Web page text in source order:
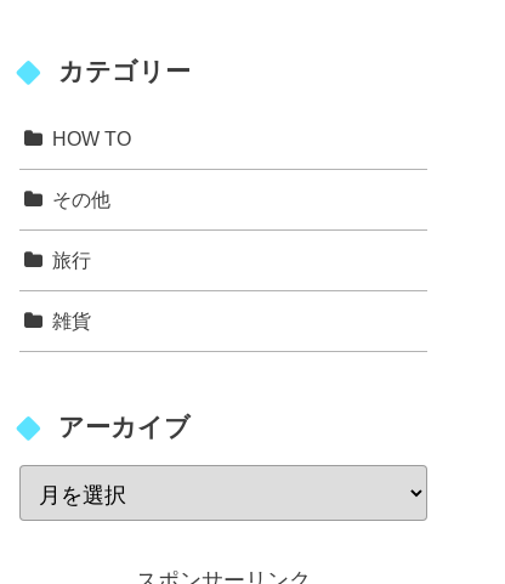
カテゴリー
HOW TO
その他
旅行
雑貨
アーカイブ